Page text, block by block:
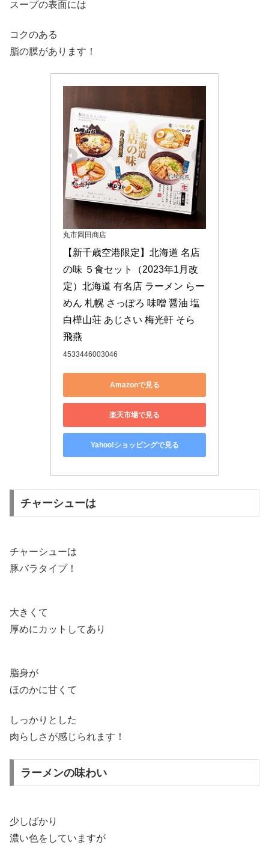
スープの表面には
コクのある
脂の膜があります！
丸市岡田商店
【新千歳空港限定】北海道 名店
の味 ５食セット（2023年1月改
定）北海道 有名店 ラーメン らー
めん 札幌 さっぽろ 味噌 醤油 塩
白樺山荘 あじさい 梅光軒 そら
飛燕
4533446003046
Amazonで見る
楽天市場で見る
Yahoo!ショッピングで見る
チャーシューは
チャーシューは
豚バラタイプ！
大きくて
厚めにカットしてあり
脂身が
ほのかに甘くて
しっかりとした
肉らしさが感じられます！
ラーメンの味わい
少しばかり
濃い色をしていますが